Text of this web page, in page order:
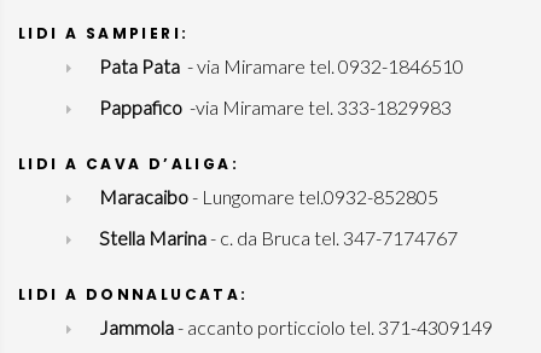
LIDI A SAMPIERI:
Pata Pata - via Miramare tel. 0932-1846510
Pappafico -via Miramare tel. 333-1829983
LIDI A CAVA D’ALIGA:
Maracaibo- Lungomare tel.0932-852805
Stella Marina- c. da Bruca tel. 347-7174767
LIDI A DONNALUCATA:
Jammola- accanto porticciolo tel. 371-4309149